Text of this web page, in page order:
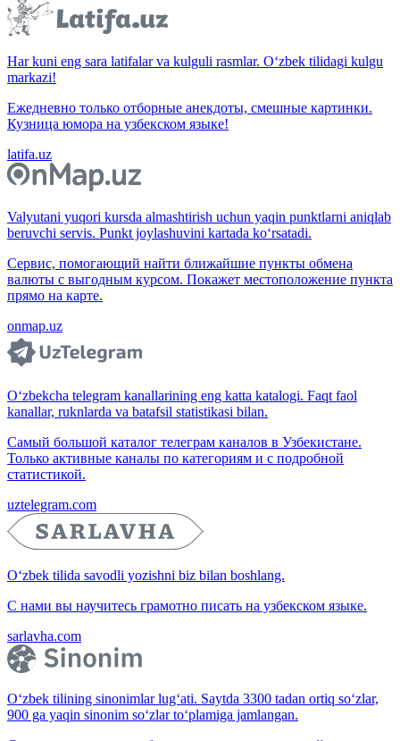
Har kuni eng sara latifalar va kulguli rasmlar. O‘zbek tilidagi kulgu
markazi!
Ежедневно только отборные анекдоты, смешные картинки.
Кузница юмора на узбекском языке!
latifa.uz
Valyutani yuqori kursda almashtirish uchun yaqin punktlarni aniqlab
beruvchi servis. Punkt joylashuvini kartada ko‘rsatadi.
Сервис, помогающий найти ближайшие пункты обмена
валюты с выгодным курсом. Покажет местоположение пункта
прямо на карте.
onmap.uz
O‘zbekcha telegram kanallarining eng katta katalogi. Faqt faol
kanallar, ruknlarda va batafsil statistikasi bilan.
Самый большой каталог телеграм каналов в Узбекистане.
Только активные каналы по категориям и с подробной
статистикой.
uztelegram.com
O‘zbek tilida savodli yozishni biz bilan boshlang.
С нами вы научитесь грамотно писать на узбекском языке.
sarlavha.com
O‘zbek tilining sinonimlar lug‘ati. Saytda 3300 tadan ortiq so‘zlar,
900 ga yaqin sinonim so‘zlar to‘plamiga jamlangan.